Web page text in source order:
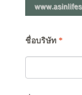
ชื่อบริษัท *